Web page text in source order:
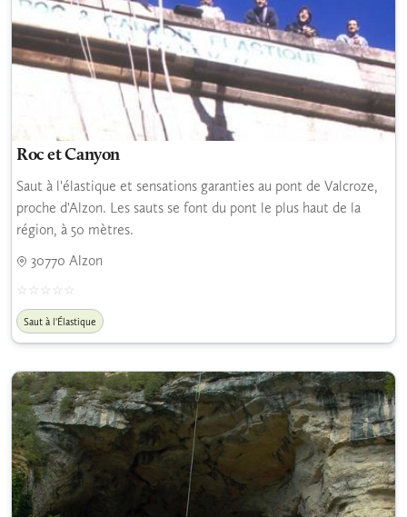
Roc et Canyon
Saut à l'élastique et sensations garanties au pont de Valcroze,
proche d'Alzon. Les sauts se font du pont le plus haut de la
région, à 50 mètres.
30770 Alzon
Saut à l'Élastique